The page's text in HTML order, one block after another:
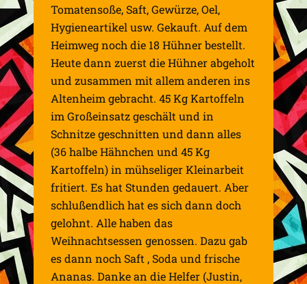
Tomatensoße, Saft, Gewürze, Oel,
Hygieneartikel usw. Gekauft. Auf dem
Heimweg noch die 18 Hühner bestellt.
Heute dann zuerst die Hühner abgeholt
und zusammen mit allem anderen ins
Altenheim gebracht. 45 Kg Kartoffeln
im Großeinsatz geschält und in
Schnitze geschnitten und dann alles
(36 halbe Hähnchen und 45 Kg
Kartoffeln) in mühseliger Kleinarbeit
fritiert. Es hat Stunden gedauert. Aber
schlußendlich hat es sich dann doch
gelohnt. Alle haben das
Weihnachtsessen genossen. Dazu gab
es dann noch Saft , Soda und frische
Ananas. Danke an die Helfer (Justin,